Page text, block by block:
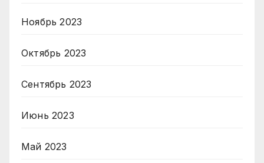
Ноябрь 2023
Октябрь 2023
Сентябрь 2023
Июнь 2023
Май 2023